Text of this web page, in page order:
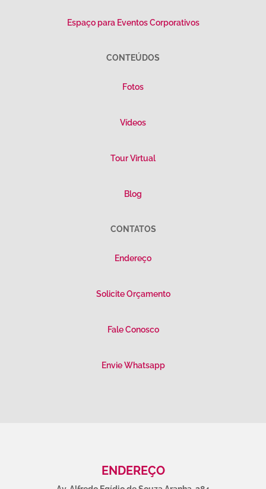
Espaço para Eventos Corporativos
CONTEÚDOS
Fotos
Vídeos
Tour Virtual
Blog
CONTATOS
Endereço
Solicite Orçamento
Fale Conosco
Envie Whatsapp
ENDEREÇO